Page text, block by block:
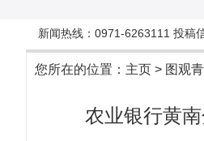
新闻热线：0971-6263111 投稿
您所在的位置： 主页 > 图观
农业银行黄